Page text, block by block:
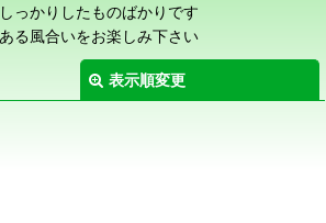
っかりしたものばかりです
る風合いをお楽しみ下さい
表示順変更